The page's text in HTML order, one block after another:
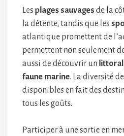
Les plages sauvages de la
la détente, tandis que les
atlantique promettent de
permettent non seulement
aussi de découvrir un
faune marine. La diversité
disponibles en fait des
tous les goûts.
Participer à une sortie en